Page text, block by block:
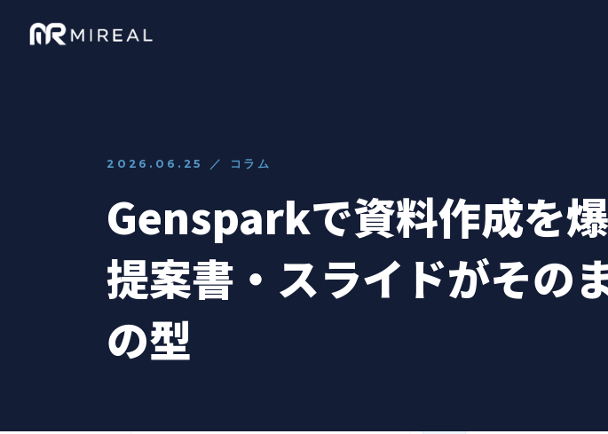
2026.06.25 ／ コラム
Gensparkで資料作成を
提案書・スライドがその
の型